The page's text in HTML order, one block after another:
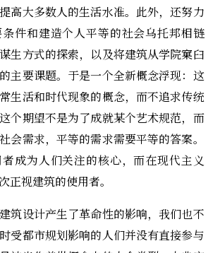
高大多数人的生活水准。此外，还努力
件和建造个人平等的社会乌托邦相链
生方式的探索，以及将建筑从学院窠臼
主要课题。于是一个全新概念浮现：这
生活和时代现象的概念，而不追求传统
个期望不是为了成就某个艺术规范，而
会需求，平等的需求需要平等的答案。
成为人们关注的核心，而在现代主义
正视建筑的使用者。
筑设计产生了革命性的影响，我们也不
受都市规划影响的人们并没有直接参与